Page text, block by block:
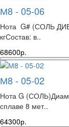
М8 - 05-06
Нота G# (СОЛЬ
кгСостав: в..
68600р.
М8 - 05-02
Нота G
сплаве 8 мет..
64300р.